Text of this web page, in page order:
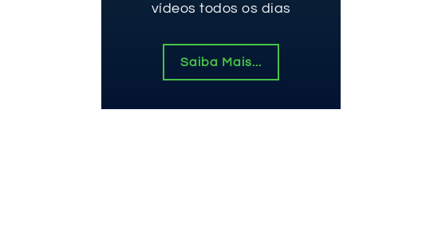
vídeos todos os dias
Saiba Mais...